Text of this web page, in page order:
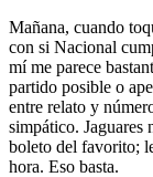
Mañana, cuando
con si Nacional
mí me parece
partido posible o
entre relato y
simpático. Jaguares
boleto del favorito;
hora. Eso basta.